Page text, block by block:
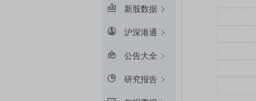
新股数据
沪深港通
公告大全
研究报告